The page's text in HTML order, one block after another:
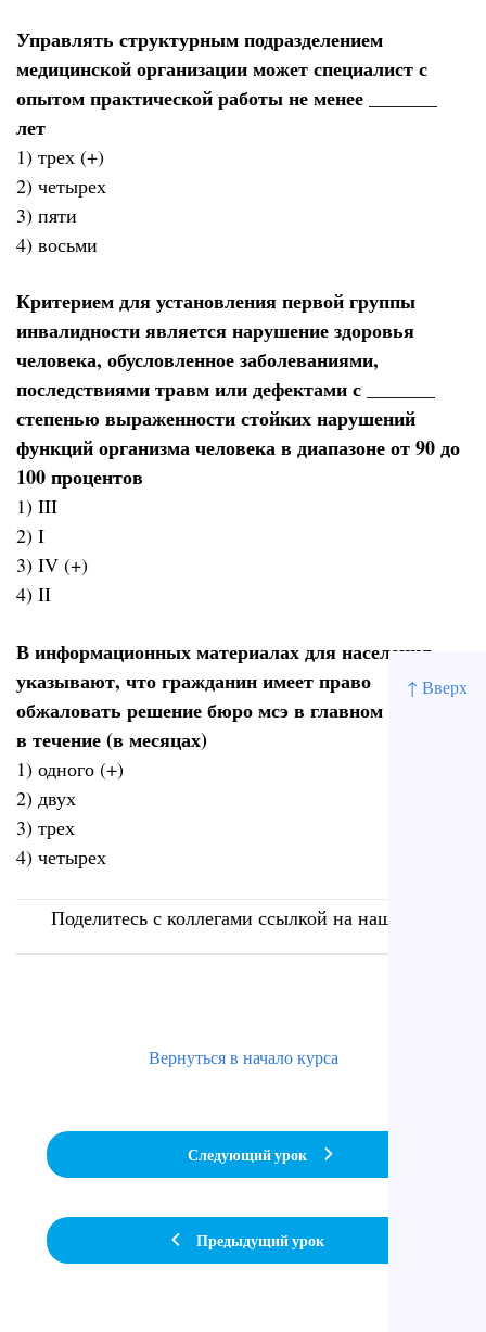
↑ Вверх
Управлять структурным подразделением
медицинской организации может специалист с
опытом практической работы не менее _______
лет
1) трех (+)
2) четырех
3) пяти
4) восьми
Критерием для установления первой группы
инвалидности является нарушение здоровья
человека, обусловленное заболеваниями,
последствиями травм или дефектами с _______
степенью выраженности стойких нарушений
функций организма человека в диапазоне от 90 до
100 процентов
1) III
2) I
3) IV (+)
4) II
В информационных материалах для населения
указывают, что гражданин имеет право
обжаловать решение бюро мсэ в главном бюро мсэ
в течение (в месяцах)
1) одного (+)
2) двух
3) трех
4) четырех
Поделитесь с коллегами ссылкой на наш сайт
Предыдущий урок
Вернуться в начало курса
Следующий урок